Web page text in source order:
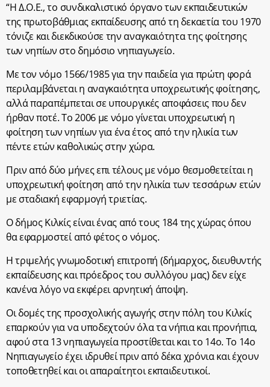
“Η Δ.Ο.Ε., το συνδικαλιστικό όργανο των εκπαιδευτικών
της πρωτοβάθμιας εκπαίδευσης από τη δεκαετία του 1970
τόνιζε και διεκδικούσε την αναγκαιότητα της φοίτησης
των νηπίων στο δημόσιο νηπιαγωγείο.
Με τον νόμο 1566/1985 για την παιδεία για πρώτη φορά
περιλαμβάνεται η αναγκαιότητα υποχρεωτικής φοίτησης,
αλλά παραπέμπεται σε υπουργικές αποφάσεις που δεν
ήρθαν ποτέ. Το 2006 με νόμο γίνεται υποχρεωτική η
φοίτηση των νηπίων για ένα έτος από την ηλικία των
πέντε ετών καθολικώς στην χώρα.
Πριν από δύο μήνες επι τέλους με νόμο θεσμοθετείται η
υποχρεωτική φοίτηση από την ηλικία των τεσσάρων ετών
με σταδιακή εφαρμογή τριετίας.
Ο δήμος Κιλκίς είναι ένας από τους 184 της χώρας όπου
θα εφαρμοστεί από φέτος ο νόμος.
Η τριμελής γνωμοδοτική επιτροπή (δήμαρχος, διευθυντής
εκπαίδευσης και πρόεδρος του συλλόγου μας) δεν είχε
κανένα λόγο να εκφέρει αρνητική άποψη.
Οι δομές της προσχολικής αγωγής στην πόλη του Κιλκίς
επαρκούν για να υποδεχτούν όλα τα νήπια και προνήπια,
αφού στα 13 νηπιαγωγεία προστίθεται και το 14ο. Το 14ο
Νηπιαγωγείο έχει ιδρυθεί πριν από δέκα χρόνια και έχουν
τοποθετηθεί και οι απαραίτητοι εκπαιδευτικοί.